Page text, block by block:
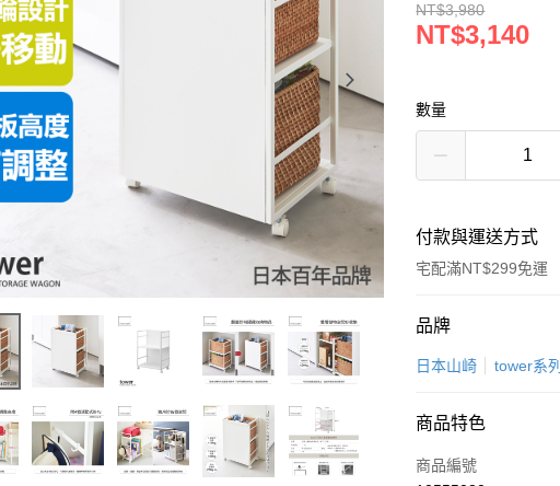
NT$3,980
NT$3,140
數量
付款與運送方式
宅配滿NT$299免運
付款方式
信用卡一次付款
品牌
日本山崎 tower系列
商品特色
商品編號